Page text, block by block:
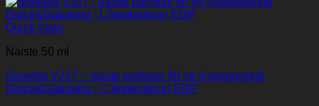
Quick View
Naiste 50 ml
Sorvella V227 – naiste parfüüm 50 ml (inspireeritud
Dolce&Gabanna – L’Impératrice) EDP